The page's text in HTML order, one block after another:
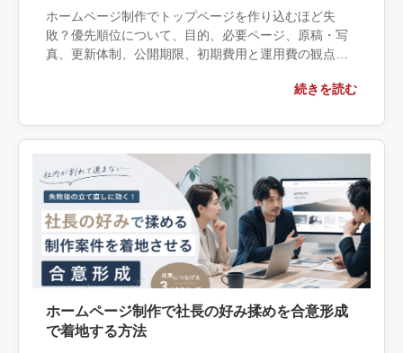
ホームページ制作でトップページを作り込むほど失
敗？優先順位について、目的、必要ページ、原稿・写
真、更新体制、公開期限、初期費用と運用費の観点か
範囲と外部へ相談する条件、相談前に用意する情報、
続きを読む
ホームページ制作で社長の好み揉めを合意形成
で着地する方法